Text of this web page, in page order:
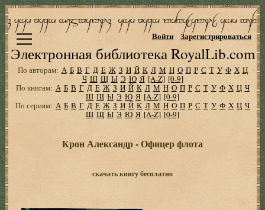
Электронная библиотека RoyalLib.com
Войти Зарегистрироваться
По авторам: А Б В Г Д Е Ж З И Й К Л М Н О П Р С Т У Ф Х Ц
Ч Ш Щ Ы Э Ю Я [A-Z] [0-9]
По книгам: А Б В Г Д Е Ж З И Й К Л М Н О П Р С Т У Ф Х Ц Ч
Ш Щ Ы Э Ю Я [A-Z] [0-9]
По сериям: А Б В Г Д Е Ж З И Й К Л М Н О П Р С Т У Ф Х Ц Ч
Ш Щ Ы Э Ю Я [A-Z] [0-9]
Крон Александр - Офицер флота
скачать книгу бесплатно